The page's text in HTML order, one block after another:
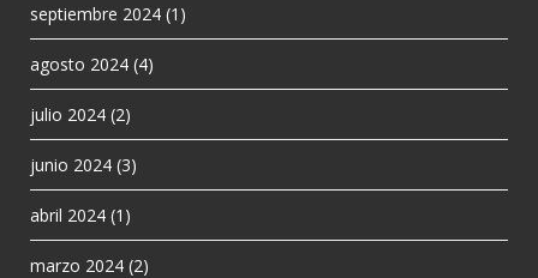
septiembre 2024 (1)
agosto 2024 (4)
julio 2024 (2)
junio 2024 (3)
abril 2024 (1)
marzo 2024 (2)